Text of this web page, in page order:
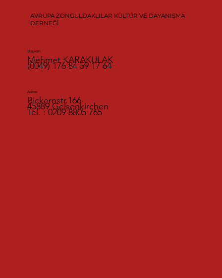
AVRUPA ZONGULDAKLILAR KÜLTÜR VE DAYANIŞMA
DERNEĞİ
Başkan
Mehmet KARAKULAK
(0049) 176 84 59 17 64
Adres
Bickernstr.166
45889 Gelsenkirchen
Tel. : 0209 8805 765